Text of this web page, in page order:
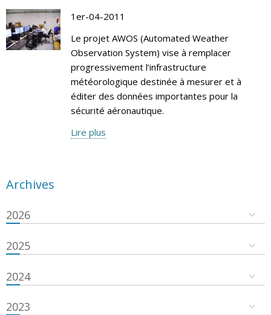
1er-04-2011
Le projet AWOS (Automated Weather
Observation System) vise à remplacer
progressivement l’infrastructure
météorologique destinée à mesurer et à
éditer des données importantes pour la
sécurité aéronautique.
Lire plus
Archives
2026
2025
2024
2023